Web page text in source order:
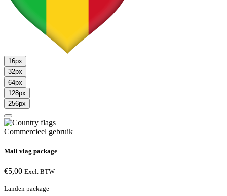
16px
32px
64px
128px
256px
Commercieel gebruik
Mali vlag package
€5,00 Excl. BTW
Landen package